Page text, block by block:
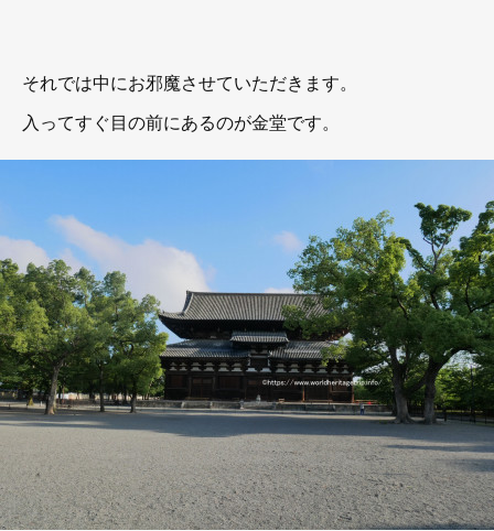
それでは中にお邪魔させていただきます。
入ってすぐ目の前にあるのが金堂です。